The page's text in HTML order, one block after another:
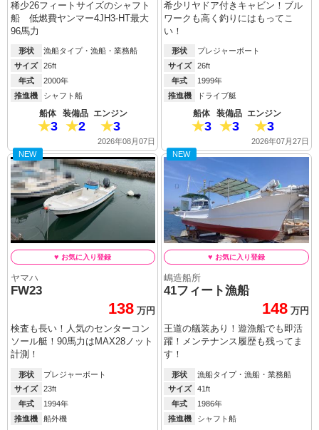
稀少26フィートサイズのシャフト
船 低燃費ヤンマー4JH3-HT最大
96馬力
形状
漁船タイプ・漁船・業務船
サイズ
26ft
年式
2000年
推進機
シャフト船
船体
3
装備品
2
エンジン
3
2026年08月07日
希少リヤドア付きキャビン！ブル
ワークも高く釣りにはもってこ
い！
形状
プレジャーボート
サイズ
26ft
年式
1999年
推進機
ドライブ艇
船体
3
装備品
3
エンジン
3
2026年07月27日
ヤマハ
FW23
138 万円
検査も長い！人気のセンターコン
ソール艇！90馬力はMAX28ノット
計測！
形状
プレジャーボート
サイズ
23ft
年式
1994年
推進機
船外機
NEW
嶋造船所
41フィート漁船
148 万円
王道の艤装あり！遊漁船でも即活
躍！メンテナンス履歴も残ってま
す！
形状
漁船タイプ・漁船・業務船
サイズ
41ft
年式
1986年
推進機
シャフト船
NEW